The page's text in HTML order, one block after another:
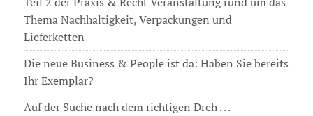
Thema Nachhaltigkeit, Verpackungen und
Lieferketten
Die neue Business & People ist da: Haben Sie bereits
Ihr Exemplar?
Auf der Suche nach dem richtigen Dreh . . .